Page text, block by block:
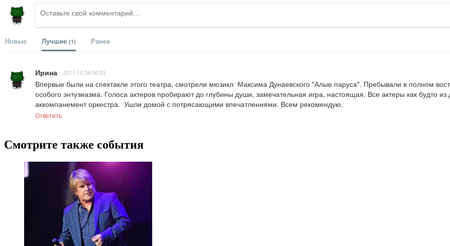
Новые Лучшие (1) Ранее
Ирина 2017.10.24 06:03
Впервые были на спектакле этого театра, смотрели мюзикл  Максима Дунаевского "Алые паруса". Пребывали в полном
особого энтузиазма. Голоса актеров пробирают до глубины души, замечательная игра, настоящая. Все актеры как будто
аккомпанемент оркестра.  Ушли домой с потрясающими впечатлениями. Всем рекомендую.
Ответить
Смотрите также события